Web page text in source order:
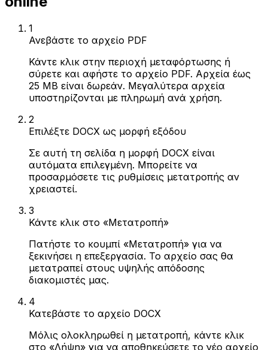
1
Ανεβάστε το αρχείο PDF
Κάντε κλικ στην περιοχή μεταφόρτωσης ή
σύρετε και αφήστε το αρχείο PDF. Αρχεία έως
25 MB είναι δωρεάν. Μεγαλύτερα αρχεία
υποστηρίζονται με πληρωμή ανά χρήση.
2
Επιλέξτε DOCX ως μορφή εξόδου
Σε αυτή τη σελίδα η μορφή DOCX είναι
αυτόματα επιλεγμένη. Μπορείτε να
προσαρμόσετε τις ρυθμίσεις μετατροπής αν
χρειαστεί.
3
Κάντε κλικ στο «Μετατροπή»
Πατήστε το κουμπί «Μετατροπή» για να
ξεκινήσει η επεξεργασία. Το αρχείο σας θα
μετατραπεί στους υψηλής απόδοσης
διακομιστές μας.
4
Κατεβάστε το αρχείο DOCX
Μόλις ολοκληρωθεί η μετατροπή, κάντε κλικ
στο «Λήψη» για να αποθηκεύσετε το νέο αρχείο